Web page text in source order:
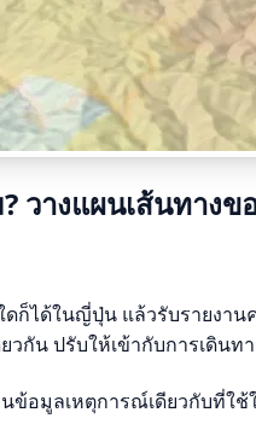
วางแผนเส้นทางข
ดก็ได้ในญี่ปุ่น แล้วรับรายงา
วกัน ปรับให้เข้ากับการเดินท
ข้อมูลเหตุการณ์เดียวกับที่ใช้